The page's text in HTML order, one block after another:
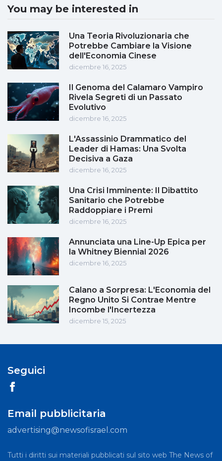
You may be interested in
Una Teoria Rivoluzionaria che
Potrebbe Cambiare la Visione
dell'Economia Cinese
dicembre 16, 2025
Il Genoma del Calamaro Vampiro
Rivela Segreti di un Passato
Evolutivo
dicembre 16, 2025
L'Assassinio Drammatico del
Leader di Hamas: Una Svolta
Decisiva a Gaza
dicembre 16, 2025
Una Crisi Imminente: Il Dibattito
Sanitario che Potrebbe
Raddoppiare i Premi
dicembre 16, 2025
Annunciata una Line-Up Epica per
la Whitney Biennial 2026
dicembre 16, 2025
Calano a Sorpresa: L'Economia del
Regno Unito Si Contrae Mentre
Incombe l'Incertezza
dicembre 15, 2025
Seguici
Email pubblicitaria
advertising@newsofisrael.com
Tutti i diritti sui materiali pubblicati sul sito web The News of